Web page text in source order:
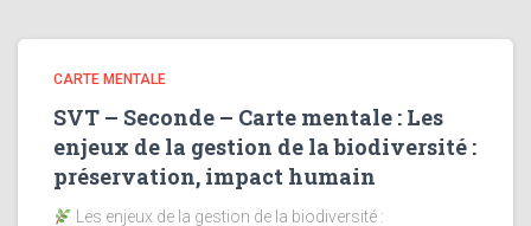
CARTE MENTALE
SVT – Seconde – Carte mentale : Les
enjeux de la gestion de la biodiversité :
préservation, impact humain
Les enjeux de la gestion de la biodiversité :